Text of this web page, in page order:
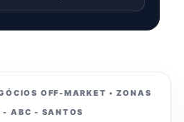
OFF-MARKET • ZONAS
- ABC - SANTOS